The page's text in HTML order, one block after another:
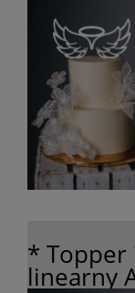
* Topper
linearny